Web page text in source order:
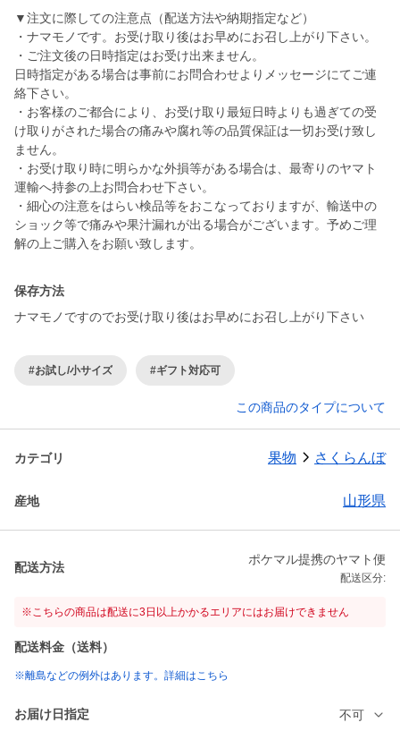
▼注文に際しての注意点（配送方法や納期指定など）
・ナマモノです。お受け取り後はお早めにお召し上がり下さい。
・ご注文後の日時指定はお受け出来ません。
日時指定がある場合は事前にお問合わせよりメッセージにてご連
絡下さい。
・お客様のご都合により、お受け取り最短日時よりも過ぎての受
け取りがされた場合の痛みや腐れ等の品質保証は一切お受け致し
ません。
・お受け取り時に明らかな外損等がある場合は、最寄りのヤマト
運輸へ持参の上お問合わせ下さい。
・細心の注意をはらい検品等をおこなっておりますが、輸送中の
ショック等で痛みや果汁漏れが出る場合がございます。予めご理
解の上ご購入をお願い致します。
保存方法
ナマモノですのでお受け取り後はお早めにお召し上がり下さい
#お試し/小サイズ #ギフト対応可
この商品のタイプについて
カテゴリ 果物 さくらんぼ
産地 山形県
配送方法
ポケマル提携のヤマト便
配送区分:
※こちらの商品は配送に3日以上かかるエリアにはお届けできません
配送料金（送料）
※離島などの例外はあります。詳細はこちら
お届け日指定 不可